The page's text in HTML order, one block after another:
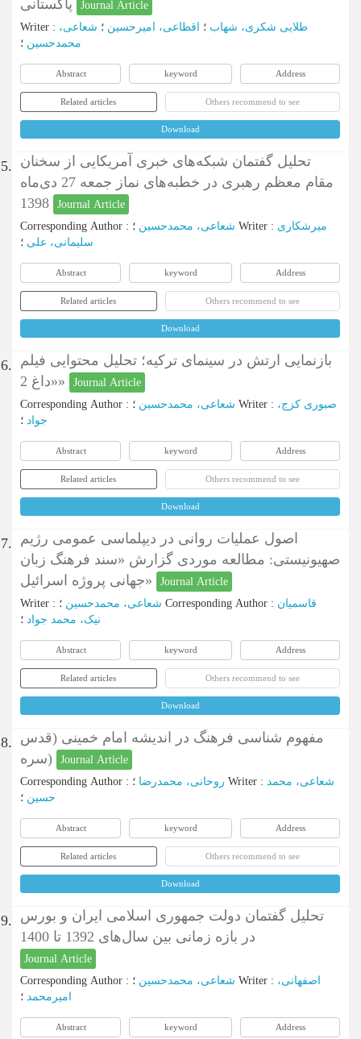
Journal Article
Writer : طلایی شکری، شهاب ؛ اقطاعی، امیرحسین ؛ شعاعی،
محمدحسین ؛
Abstract keyword Address
Related articles Others recommend to see
Download
5. تحلیل گفتمان شبکه‌های خبری آمریکایی از سخنان
مقام معظم رهبری در خطبه‌های نماز جمعه 27 دی‌ماه
Journal Article
Corresponding Author : شعاعی، محمدحسین Writer : میرشکاری
سلیمانی، علی ؛
Abstract keyword Address
Related articles Others recommend to see
Download
6. بازنمایی ارتش در سینمای ترکیه؛ تحلیل محتوایی فیلم
«داغ 2»
Journal Article
Corresponding Author : شعاعی، محمدحسین Writer : صبوری کزج،
جواد ؛
Abstract keyword Address
Related articles Others recommend to see
Download
7. اصول عملیات روانی در دیپلماسی عمومی رژیم
صهیونیستی: مطالعه موردی گزارش «سند فرهنگ زبان
جهانی پروژه اسرائیل»
Journal Article
Writer : شعاعی، محمدحسین Corresponding Author : قاسمیان
نیک، محمد جواد ؛
Abstract keyword Address
Related articles Others recommend to see
Download
8. مفهوم شناسی فرهنگ در اندیشه امام خمینی (قدس
سره)
Journal Article
Corresponding Author : روحانی، محمدرضا Writer : شعاعی، محمد
حسین ؛
Abstract keyword Address
Related articles Others recommend to see
Download
9. تحلیل گفتمان دولت جمهوری اسلامی ایران و بورس
در بازه زمانی بین سال‌های 1392 تا 1400
Journal Article
Corresponding Author : شعاعی، محمدحسین Writer : اصفهانی،
امیرمحمد ؛
Abstract keyword Address